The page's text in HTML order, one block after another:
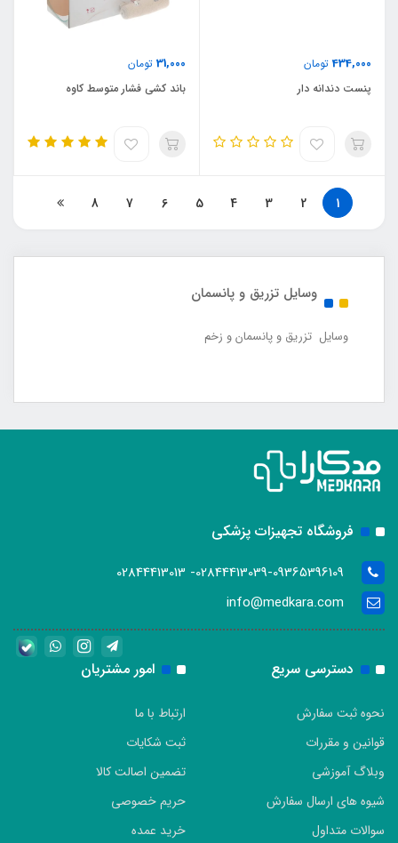
434,000تومان
پنست دندانه دار
31,000 تومان
باند کشی فشار متوسط کاوه
1
2
3
4
5
6
7
8
وسایل تزریق و پانسمان
وسایل تزریق و پانسمان و زخم
فروشگاه تجهیزات پزشکی
02844413039-09365396109- 02844413013
info@medkara.com
دسترسی سریع
نحوه ثبت سفارش
قوانین و مقررات
وبلاگ آموزشی
شیوه های ارسال سفارش
سوالات متداول
امور مشتریان
ارتباط با ما
ثبت شکایات
تضمین اصالت کالا
حریم خصوصی
خرید عمده